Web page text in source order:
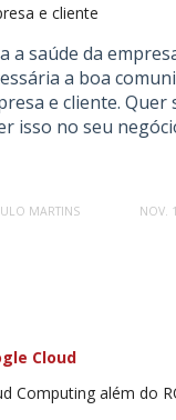
e cliente
a saúde da
a boa
e cliente. Quer
isso no seu
MARTINS NOV.
Cloud
Computing além do